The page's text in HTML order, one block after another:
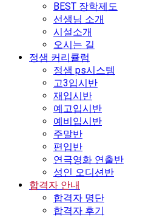
BEST 장학제도
선생님 소개
시설소개
오시는 길
정샘 커리큘럼
정샘 ps시스템
고3입시반
재입시반
예고입시반
예비입시반
주말반
편입반
연극영화 연출반
성인 오디션반
합격자 안내
합격자 명단
합격자 후기